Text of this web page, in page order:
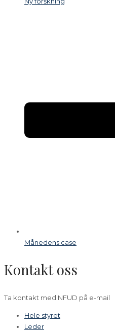
Månedens case
Kontakt oss
Ta kontakt med NFUD på e-mail
Hele styret
Leder